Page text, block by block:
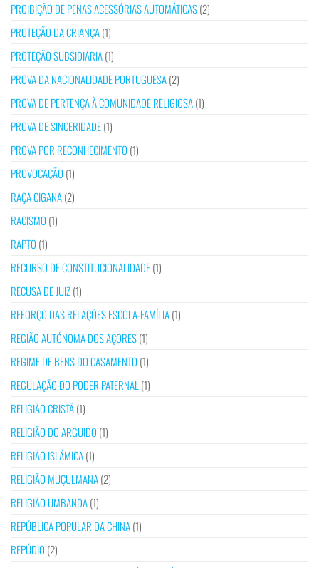
PROIBIÇÃO DE PENAS ACESSÓRIAS AUTOMÁTICAS(2)
PROTEÇÃO DA CRIANÇA(1)
PROTEÇÃO SUBSIDIÁRIA(1)
PROVA DA NACIONALIDADE PORTUGUESA(2)
PROVA DE PERTENÇA À COMUNIDADE RELIGIOSA(1)
PROVA DE SINCERIDADE(1)
PROVA POR RECONHECIMENTO (1)
PROVOCAÇÃO (1)
RAÇA CIGANA(2)
RACISMO (1)
RAPTO (1)
RECURSO DE CONSTITUCIONALIDADE(1)
RECUSA DE JUIZ(1)
REFORÇO DAS RELAÇÕES ESCOLA-FAMÍLIA(1)
REGIÃO AUTÓNOMA DOS AÇORES(1)
REGIME DE BENS DO CASAMENTO (1)
REGULAÇÃO DO PODER PATERNAL (1)
RELIGIÃO CRISTÃ(1)
RELIGIÃO DO ARGUIDO (1)
RELIGIÃO ISLÂMICA(1)
RELIGIÃO MUÇULMANA(2)
RELIGIÃO UMBANDA(1)
REPÚBLICA POPULAR DA CHINA(1)
REPÚDIO (2)